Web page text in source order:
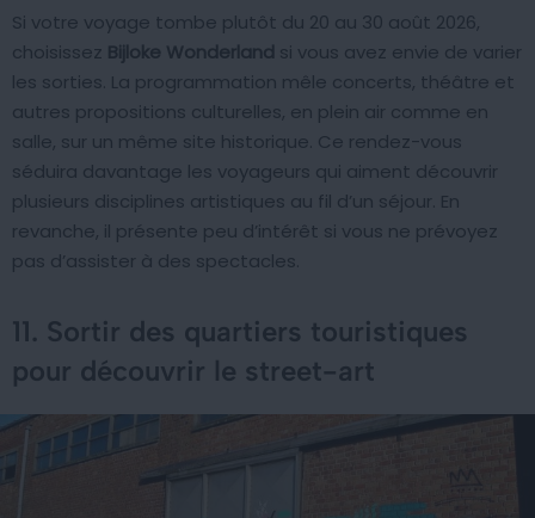
Si votre voyage tombe plutôt du 20 au 30 août 2026,
choisissez Bijloke Wonderland si vous avez envie de varier
les sorties. La programmation mêle concerts, théâtre et
autres propositions culturelles, en plein air comme en
salle, sur un même site historique. Ce rendez-vous
séduira davantage les voyageurs qui aiment découvrir
plusieurs disciplines artistiques au fil d’un séjour. En
revanche, il présente peu d’intérêt si vous ne prévoyez
pas d’assister à des spectacles.
11. Sortir des quartiers touristiques
pour découvrir le street-art